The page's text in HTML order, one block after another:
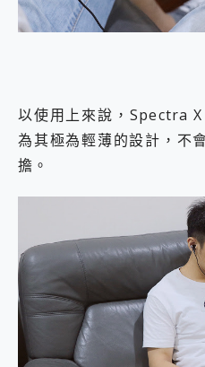
以使用上來說，Spectra
為其極為輕薄的設計，不
擔。